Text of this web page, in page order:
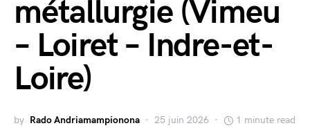
métallurgie (Vimeu
– Loiret – Indre-et-
Loire)
by Rado Andriamampionona 25 juin 2026 1 minute read